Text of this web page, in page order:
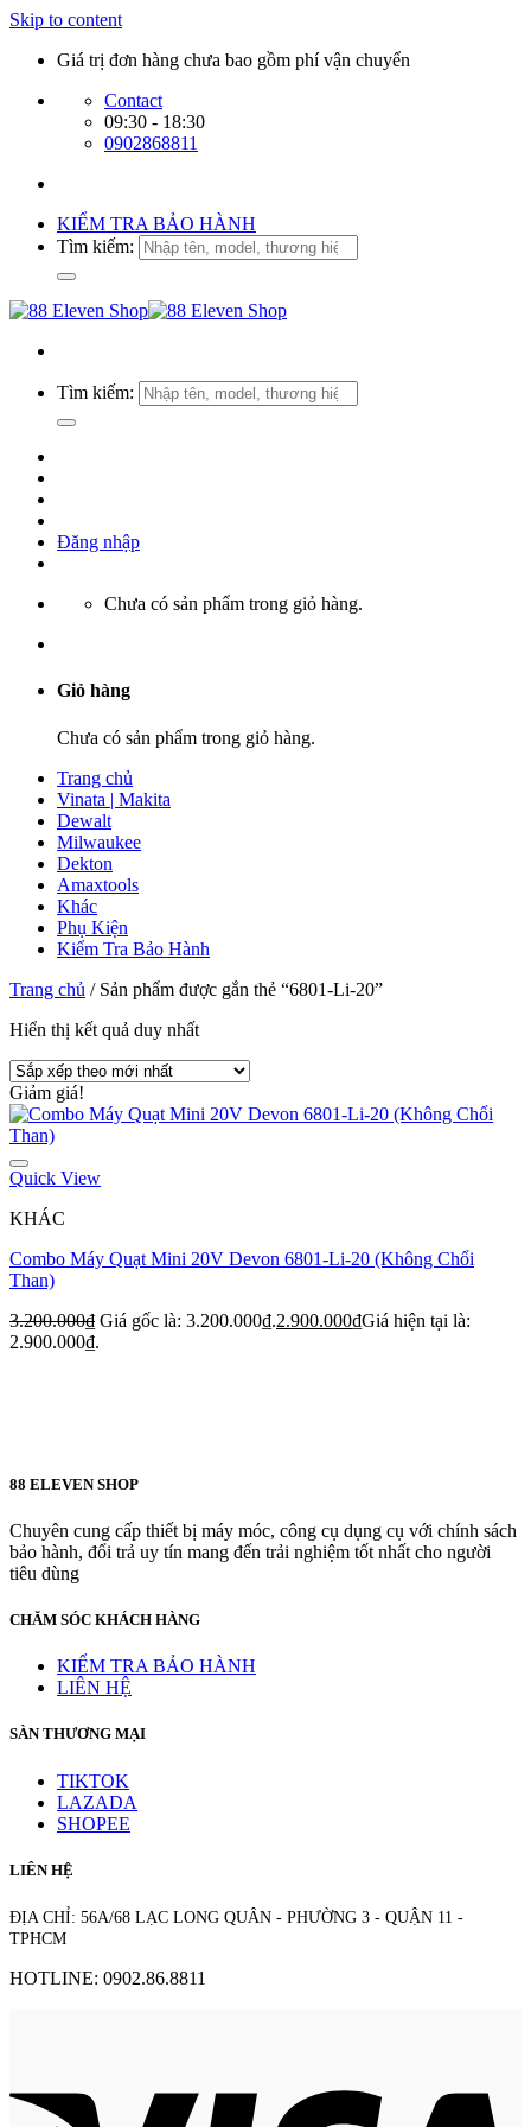
Skip to content
Giá trị đơn hàng chưa bao gồm phí vận chuyển
Contact
09:30 - 18:30
0902868811
KIỂM TRA BẢO HÀNH
Tìm kiếm:
Tìm kiếm:
Đăng nhập
Chưa có sản phẩm trong giỏ hàng.
Giỏ hàng
Chưa có sản phẩm trong giỏ hàng.
Trang chủ
Vinata | Makita
Dewalt
Milwaukee
Dekton
Amaxtools
Khác
Phụ Kiện
Kiểm Tra Bảo Hành
Trang chủ /Sản phẩm được gắn thẻ “6801-Li-20”
Hiển thị kết quả duy nhất
Giảm giá!
Quick View
KHÁC
Combo Máy Quạt Mini 20V Devon 6801-Li-20 (Không Chổi
Than)
3.200.000₫ Giá gốc là: 3.200.000₫.2.900.000₫Giá hiện tại là:
2.900.000₫.
88 ELEVEN SHOP
Chuyên cung cấp thiết bị máy móc, công cụ dụng cụ với chính sách
bảo hành, đổi trả uy tín mang đến trải nghiệm tốt nhất cho người
tiêu dùng
CHĂM SÓC KHÁCH HÀNG
KIỂM TRA BẢO HÀNH
LIÊN HỆ
SÀN THƯƠNG MẠI
TIKTOK
LAZADA
SHOPEE
LIÊN HỆ
ĐỊA CHỈ: 56A/68 LẠC LONG QUÂN - PHƯỜNG 3 - QUẬN 11 -
TPHCM
HOTLINE: 0902.86.8811